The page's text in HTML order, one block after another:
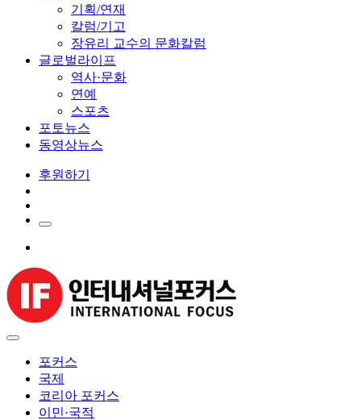
기획/연재
칼럼/기고
장유리 교수의 문화칼럼
글로벌라이프
역사·문화
연예
스포츠
포토뉴스
동영상뉴스
후원하기
포커스
국제
코리아 포커스
이민·국적